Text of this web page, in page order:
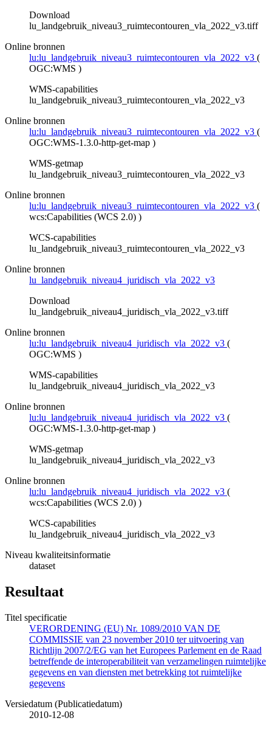
Download
lu_landgebruik_niveau3_ruimtecontouren_vla_2022_v3.tiff
Online bronnen
lu:lu_landgebruik_niveau3_ruimtecontouren_vla_2022_v3 (
OGC:WMS )
WMS-capabilities
lu_landgebruik_niveau3_ruimtecontouren_vla_2022_v3
Online bronnen
lu:lu_landgebruik_niveau3_ruimtecontouren_vla_2022_v3 (
OGC:WMS-1.3.0-http-get-map )
WMS-getmap
lu_landgebruik_niveau3_ruimtecontouren_vla_2022_v3
Online bronnen
lu:lu_landgebruik_niveau3_ruimtecontouren_vla_2022_v3 (
wcs:Capabilities (WCS 2.0) )
WCS-capabilities
lu_landgebruik_niveau3_ruimtecontouren_vla_2022_v3
Online bronnen
lu_landgebruik_niveau4_juridisch_vla_2022_v3
Download
lu_landgebruik_niveau4_juridisch_vla_2022_v3.tiff
Online bronnen
lu:lu_landgebruik_niveau4_juridisch_vla_2022_v3 (
OGC:WMS )
WMS-capabilities
lu_landgebruik_niveau4_juridisch_vla_2022_v3
Online bronnen
lu:lu_landgebruik_niveau4_juridisch_vla_2022_v3 (
OGC:WMS-1.3.0-http-get-map )
WMS-getmap
lu_landgebruik_niveau4_juridisch_vla_2022_v3
Online bronnen
lu:lu_landgebruik_niveau4_juridisch_vla_2022_v3 (
wcs:Capabilities (WCS 2.0) )
WCS-capabilities
lu_landgebruik_niveau4_juridisch_vla_2022_v3
Niveau kwaliteitsinformatie
dataset
Resultaat
Titel specificatie
VERORDENING (EU) Nr. 1089/2010 VAN DE
COMMISSIE van 23 november 2010 ter uitvoering van
Richtlijn 2007/2/EG van het Europees Parlement en de Raad
betreffende de interoperabiliteit van verzamelingen ruimtelijke
gegevens en van diensten met betrekking tot ruimtelijke
gegevens
Versiedatum (Publicatiedatum)
2010-12-08